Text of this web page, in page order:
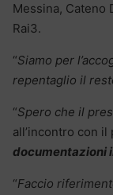
Messina, Cateno
Rai3.
“Siamo per
repentaglio il
“Spero che il
all’incontro con
documentazioni
“Faccio